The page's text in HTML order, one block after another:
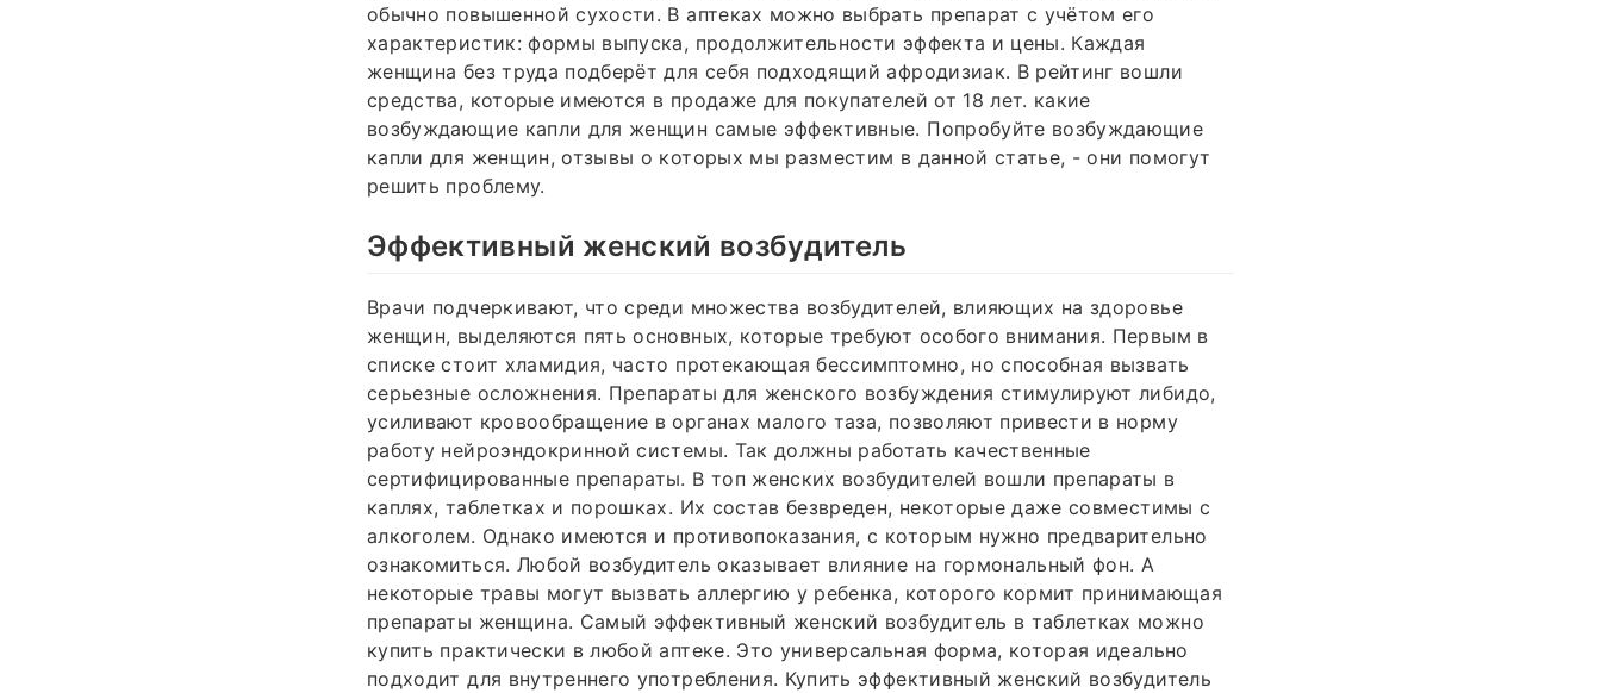
обычно повышенной сухости. В аптеках можно выбрать препарат с учётом его
характеристик: формы выпуска, продолжительности эффекта и цены. Каждая
женщина без труда подберёт для себя подходящий афродизиак. В рейтинг вошли
средства, которые имеются в продаже для покупателей от 18 лет. какие
возбуждающие капли для женщин самые эффективные. Попробуйте возбуждающие
капли для женщин, отзывы о которых мы разместим в данной статье, - они помогут
решить проблему.
Эффективный женский возбудитель
Врачи подчеркивают, что среди множества возбудителей, влияющих на здоровье
женщин, выделяются пять основных, которые требуют особого внимания. Первым в
списке стоит хламидия, часто протекающая бессимптомно, но способная вызвать
серьезные осложнения. Препараты для женского возбуждения стимулируют либидо,
усиливают кровообращение в органах малого таза, позволяют привести в норму
работу нейроэндокринной системы. Так должны работать качественные
сертифицированные препараты. В топ женских возбудителей вошли препараты в
каплях, таблетках и порошках. Их состав безвреден, некоторые даже совместимы с
алкоголем. Однако имеются и противопоказания, с которым нужно предварительно
ознакомиться. Любой возбудитель оказывает влияние на гормональный фон. А
некоторые травы могут вызвать аллергию у ребенка, которого кормит принимающая
препараты женщина. Самый эффективный женский возбудитель в таблетках можно
купить практически в любой аптеке. Это универсальная форма, которая идеально
подходит для внутреннего употребления. Купить эффективный женский возбудитель